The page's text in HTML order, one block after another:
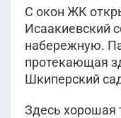
С окон ЖК
Исаакиевский
набережную.
протекающая
Шкиперский
Здесь хорошая